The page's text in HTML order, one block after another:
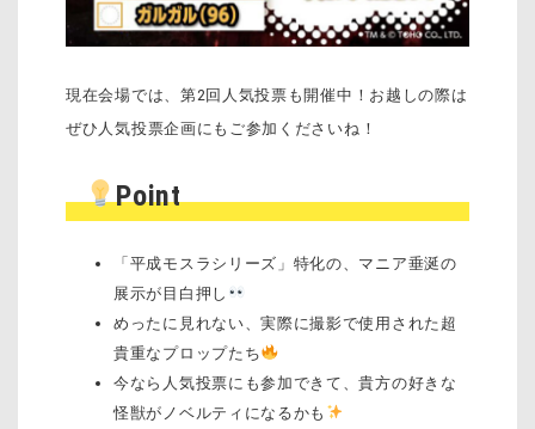
現在会場では、第2回人気投票も開催中！お越しの際は
ぜひ人気投票企画にもご参加くださいね！
Point
「平成モスラシリーズ」特化の、マニア垂涎の
展示が目白押し
めったに見れない、実際に撮影で使用された超
貴重なプロップたち
今なら人気投票にも参加できて、貴方の好きな
怪獣がノベルティになるかも